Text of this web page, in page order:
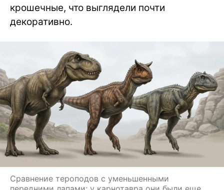
крошечные, что выглядели почти
декоративно.
Сравнение тероподов с уменьшенными